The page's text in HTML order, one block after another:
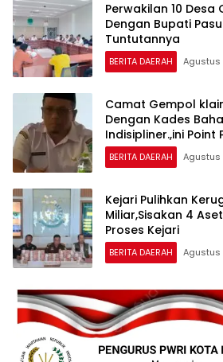
Perwakilan 10 Desa
Dengan Bupati
Tuntutannya
BERITA DAERAH Agustus
Camat Gempol
Dengan Kades
Indisipliner.,ini Point
BERITA DAERAH Agustus
Kejari Pulihkan
Miliar,Sisakan 4
Proses Kejari
BERITA DAERAH Agustus